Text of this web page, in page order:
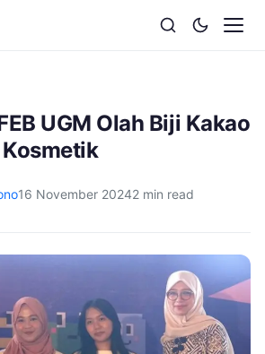
UGM Olah Biji Kakao
16 November 20242 min read